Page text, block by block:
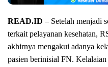
READ.ID – Setelah menjadi
terkait pelayanan kesehatan,
akhirnya mengakui adanya
pasien berinisial FN. Kelalaian